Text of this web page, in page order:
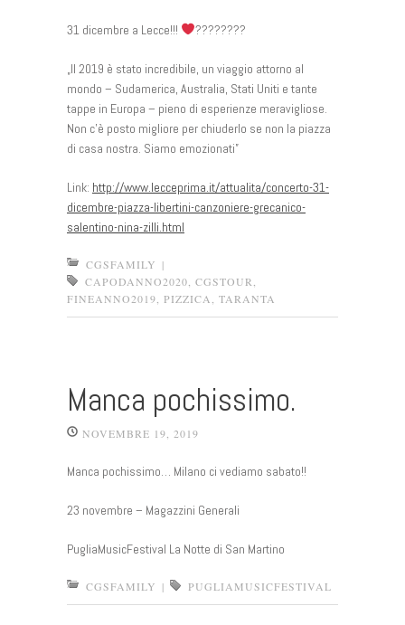
31 dicembre a Lecce!!! ????????
„Il 2019 è stato incredibile, un viaggio attorno al
mondo – Sudamerica, Australia, Stati Uniti e tante
tappe in Europa – pieno di esperienze meravigliose.
Non c’è posto migliore per chiuderlo se non la piazza
di casa nostra. Siamo emozionati”
Link: http://www.lecceprima.it/attualita/concerto-31-
dicembre-piazza-libertini-canzoniere-grecanico-
salentino-nina-zilli.html
CGSFAMILY |
CAPODANNO2020 CGSTOUR
FINEANNO2019 PIZZICA TARANTA
Manca pochissimo.
NOVEMBRE 19, 2019
Manca pochissimo… Milano ci vediamo sabato!!
23 novembre – Magazzini Generali
PugliaMusicFestival La Notte di San Martino
CGSFAMILY | PUGLIAMUSICFESTIVAL